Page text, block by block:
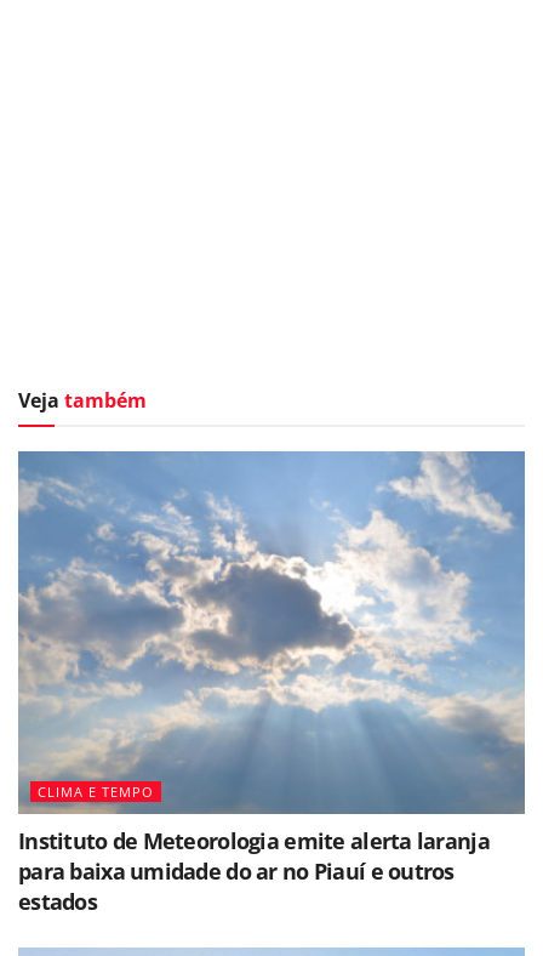
Veja também
CLIMA E TEMPO
Instituto de Meteorologia emite alerta laranja
para baixa umidade do ar no Piauí e outros
estados